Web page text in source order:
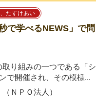
たすけあい
で学べるNEWS」で問
り組みの一つである「シ
で開催され、その模様...
ＮＰＯ法人）